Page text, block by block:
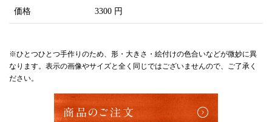
価格 3300 円
※ひとつひとつ手作りのため、形・大きさ・絵付けの色合いなどが微妙に異
なります。表示の画像やサイズと全く同じではございませんので、ご了承く
ださい。
商品のご注文